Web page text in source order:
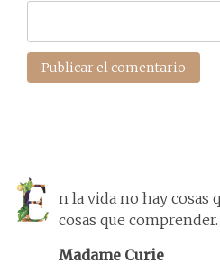
n la vida no hay cosas
cosas que comprender.
Madame Curie